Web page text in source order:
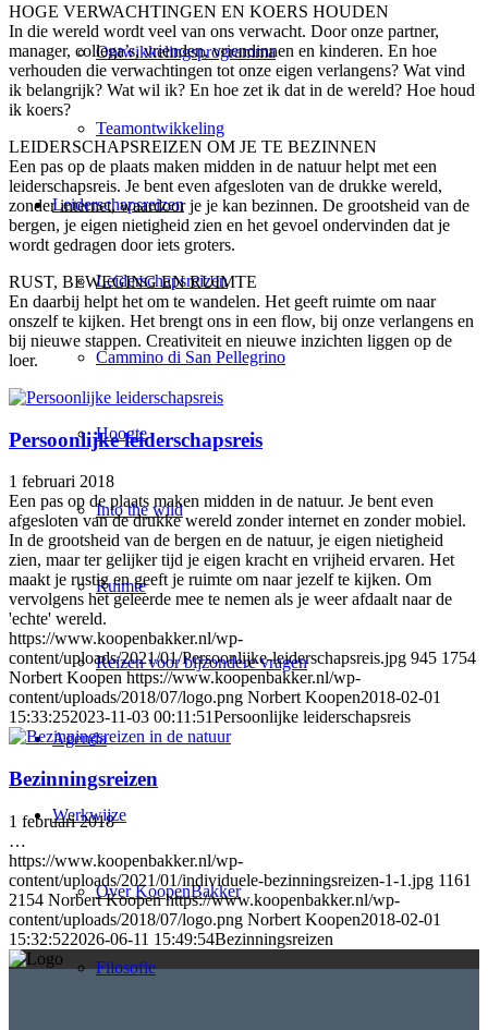
Ontwikkelingsprogramma
Teamontwikkeling
Leiderschapsreizen
Leiderschapsreizen
Cammino di San Pellegrino
Hoogte
Into the wild
Ruimte
Reizen voor bijzondere vragen
Agenda
Werkwijze
Over KoopenBakker
Filosofie
HOGE VERWACHTINGEN EN KOERS HOUDEN
In die wereld wordt veel van ons verwacht. Door onze partner,
manager, collega’s, vrienden, vriendinnen en kinderen. En hoe
verhouden die verwachtingen tot onze eigen verlangens? Wat vind
ik belangrijk? Wat wil ik? En hoe zet ik dat in de wereld? Hoe houd
ik koers?
LEIDERSCHAPSREIZEN OM JE TE BEZINNEN
Een pas op de plaats maken midden in de natuur helpt met een
leiderschapsreis. Je bent even afgesloten van de drukke wereld,
zonder internet, waardoor je je kan bezinnen. De grootsheid van de
bergen, je eigen nietigheid zien en het gevoel ondervinden dat je
wordt gedragen door iets groters.
RUST, BEWEGING EN RUIMTE
En daarbij helpt het om te wandelen. Het geeft ruimte om naar
onszelf te kijken. Het brengt ons in een flow, bij onze verlangens en
bij nieuwe stappen. Creativiteit en nieuwe inzichten liggen op de
loer.
Persoonlijke leiderschapsreis
1 februari 2018
Een pas op de plaats maken midden in de natuur. Je bent even
afgesloten van de drukke wereld zonder internet en zonder mobiel.
In de grootsheid van de bergen en de natuur, je eigen nietigheid
zien, maar ter gelijker tijd je eigen kracht en vrijheid ervaren. Het
maakt je rustig en geeft je ruimte om naar jezelf te kijken. Om
vervolgens het geleerde mee te nemen als je weer afdaalt naar de
'echte' wereld.
https://www.koopenbakker.nl/wp-
content/uploads/2021/01/Persoonlijke-leiderschapsreis.jpg 945 1754
Norbert Koopen https://www.koopenbakker.nl/wp-
content/uploads/2018/07/logo.png Norbert Koopen2018-02-01
15:33:252023-11-03 00:11:51Persoonlijke leiderschapsreis
Bezinningsreizen
1 februari 2018
…
https://www.koopenbakker.nl/wp-
content/uploads/2021/01/individuele-bezinningsreizen-1-1.jpg 1161
2154 Norbert Koopen https://www.koopenbakker.nl/wp-
content/uploads/2018/07/logo.png Norbert Koopen2018-02-01
15:32:522026-06-11 15:49:54Bezinningsreizen